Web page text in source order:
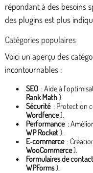
répondant à des besoins
des plugins est plus
Catégories populaires
Voici un aperçu des
incontournables :
SEO : Aide à
Rank Math).
Sécurité : Protection
Wordfence).
Performance :
WP Rocket).
E-commerce :
WooCommerce).
Formulaires de contact
WPForms).